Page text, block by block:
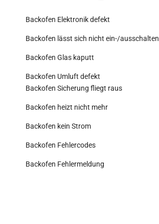
Backofen Elektronik defekt
Backofen lässt sich nicht ein-/ausschalten
Backofen Glas kaputt
Backofen Umluft defekt
Backofen Sicherung fliegt raus
Backofen heizt nicht mehr
Backofen kein Strom
Backofen Fehlercodes
Backofen Fehlermeldung